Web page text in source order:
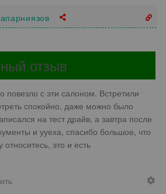
отзыв
с эти салоном. Встретили
спокойно, даже можно было
на тест драйв, а завтра после
и ууеха, спасибо большое, что
относитесь, это и есть